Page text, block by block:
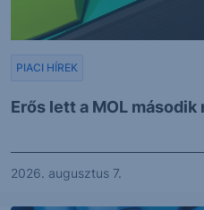
Erős lett a MOL
PIACI HÍREK
2026. augusztus 7.